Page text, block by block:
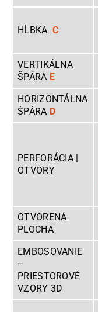
HĹBKAC
VERTIKÁLNA
ŠPÁRA E
HORIZONTÁLNA
ŠPÁRA D
PERFORÁCIA |
OTVORY
OTVORENÁ
PLOCHA
EMBOSOVANIE
–
PRIESTOROVÉ
VZORY 3D